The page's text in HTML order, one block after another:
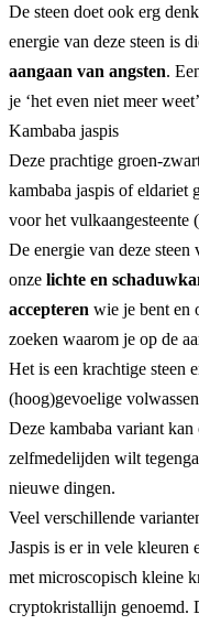
De steen doet ook erg
energie van deze steen is
aangaan van angsten.
je ‘het even niet meer
Kambaba jaspis
Deze prachtige groen-
kambaba jaspis of eldariet
voor het vulkaangesteente
De energie van deze steen
onze lichte en
accepteren wie je bent en
zoeken waarom je op de
Het is een krachtige steen
(hoog)gevoelige
Deze kambaba variant
zelfmedelijden wilt
nieuwe dingen.
Veel verschillende
Jaspis is er in vele kleuren
met microscopisch kleine
cryptokristallijn genoemd.